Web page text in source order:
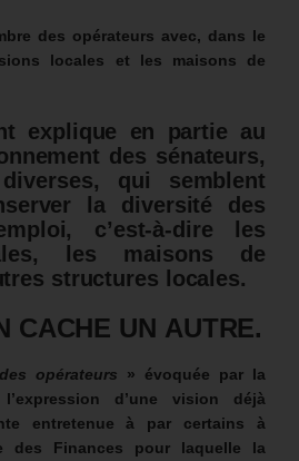
des opérateurs avec, dans le
locales et les maisons de
explique en partie au
des sénateurs,
qui semblent
la diversité des
c’est-à-dire les
les maisons de
structures locales.
CACHE UN AUTRE.
opérateurs » évoquée par la
d’une vision déjà
entretenue à par certains à
des Finances pour laquelle la